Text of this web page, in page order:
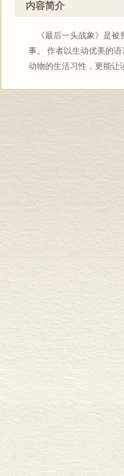
内容简介
《最后一头战象》是被
事。 作者以生动优美的
动物的生活习性，更能让